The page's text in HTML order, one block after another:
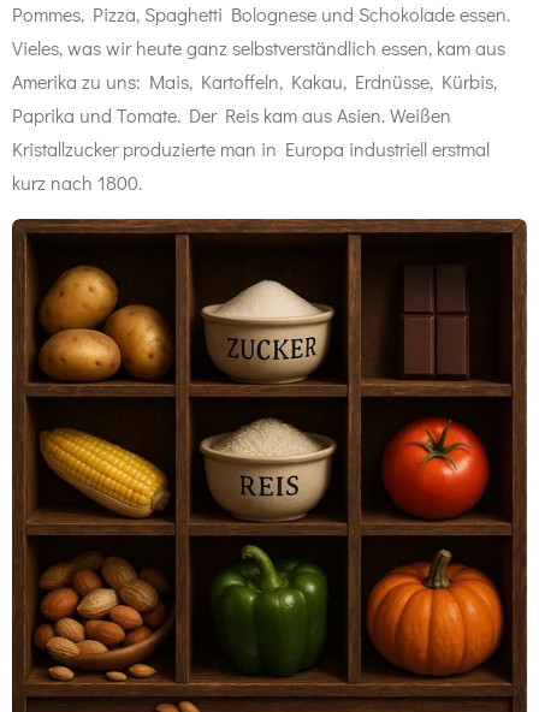
Pommes, Pizza, Spaghetti Bolognese und Schokolade essen.
Vieles, was wir heute ganz selbstverständlich essen, kam aus
Amerika zu uns: Mais, Kartoffeln, Kakau, Erdnüsse, Kürbis,
Paprika und Tomate. Der Reis kam aus Asien. Weißen
Kristallzucker produzierte man in Europa industriell erstmal
kurz nach 1800.